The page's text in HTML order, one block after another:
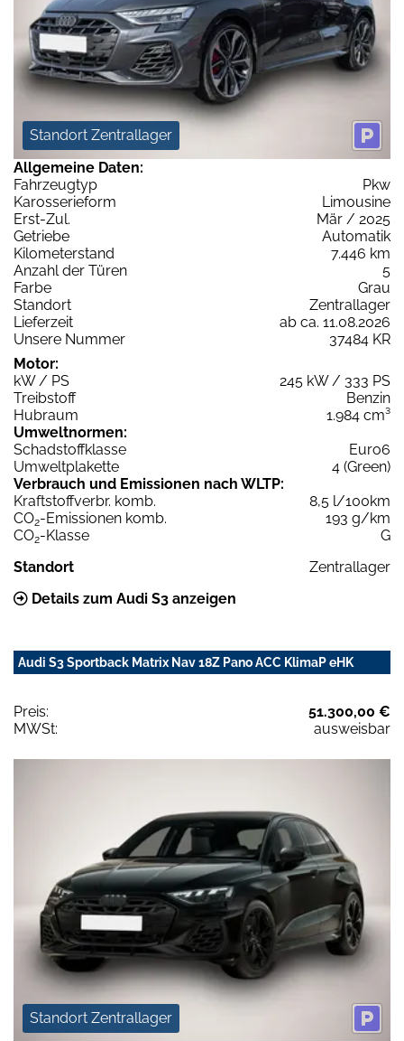
Standort Zentrallager
Allgemeine Daten:
Fahrzeugtyp
Pkw
Karosserieform
Limousine
Erst-Zul.
Mär / 2025
Getriebe
Automatik
Kilometerstand
7.446 km
Anzahl der Türen
5
Farbe
Grau
Standort
Zentrallager
Lieferzeit
ab ca. 11.08.2026
Unsere Nummer
37484 KR
Motor:
kW / PS
245 kW / 333 PS
Treibstoff
Benzin
Hubraum
1.984 cm³
Umweltnormen:
Schadstoffklasse
Euro6
Umweltplakette
4 (Green)
Verbrauch und Emissionen nach WLTP:
Kraftstoffverbr. komb.
8,5 l/100km
CO2-Emissionen komb.
193 g/km
CO2-Klasse
G
Standort
Zentrallager
Details zum Audi S3 anzeigen
Audi S3 Sportback Matrix Nav 18Z Pano ACC KlimaP eHK
Preis:
51.300,00 €
MWSt:
ausweisbar
Standort Zentrallager